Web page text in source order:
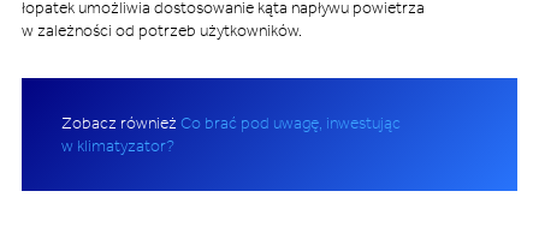
łopatek umożliwia dostosowanie kąta napływu powietrza
w zależności od potrzeb użytkowników.
Zobacz równieżCo brać pod uwagę, inwestując
w klimatyzator?